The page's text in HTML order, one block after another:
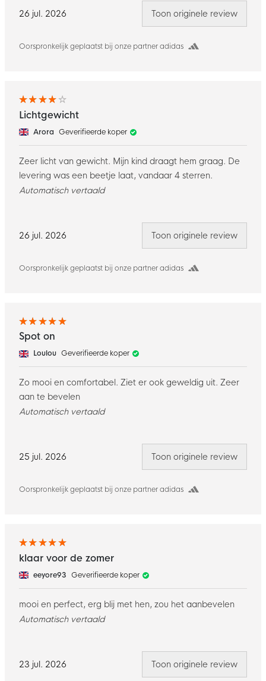
26 jul. 2026
Oorspronkelijk geplaatst bij onze partner adidas
Toon originele review
26 jul. 2026
Oorspronkelijk geplaatst bij onze partner adidas
Lichtgewicht
Arora Geverifieerde koper
Zeer licht van gewicht. Mijn kind draagt hem graag. De
levering was een beetje laat, vandaar 4 sterren.
Automatisch vertaald
Toon originele review
25 jul. 2026
Oorspronkelijk geplaatst bij onze partner adidas
Spot on
Loulou Geverifieerde koper
Zo mooi en comfortabel. Ziet er ook geweldig uit. Zeer
aan te bevelen
Automatisch vertaald
Toon originele review
23 jul. 2026
klaar voor de zomer
eeyore93 Geverifieerde koper
mooi en perfect, erg blij met hen, zou het aanbevelen
Automatisch vertaald
Toon originele review